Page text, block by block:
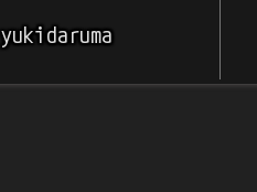
yukidaruma